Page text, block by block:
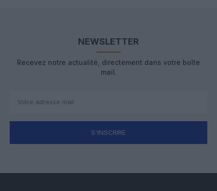
NEWSLETTER
Recevez notre actualité, directement dans votre boîte
mail.
S'INSCRIRE